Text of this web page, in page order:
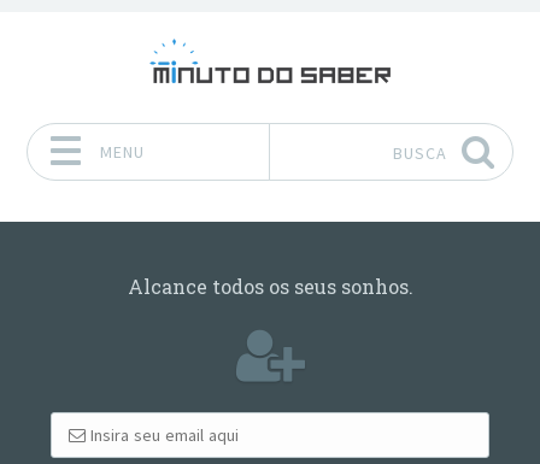
MENU BUSCA
Alcance todos os seus sonhos.